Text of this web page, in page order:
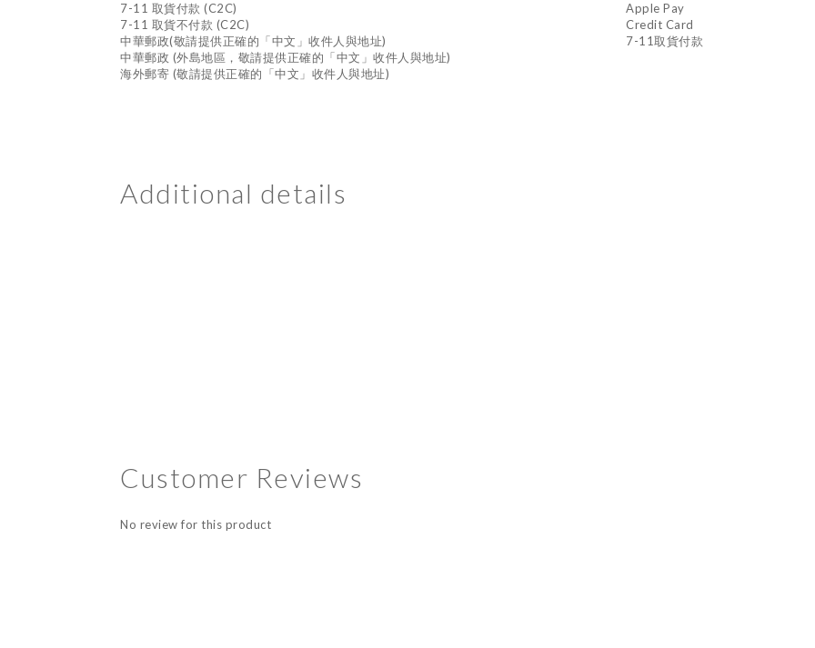
7-11 取貨付款 (C2C)
7-11 取貨不付款 (C2C)
中華郵政(敬請提供正確的「中文」收件人與地址)
中華郵政 (外島地區，敬請提供正確的「中文」收件人與地址)
海外郵寄 (敬請提供正確的「中文」收件人與地址)
Apple Pay
Credit Card
7-11取貨付款
Additional details
Customer Reviews
No review for this product